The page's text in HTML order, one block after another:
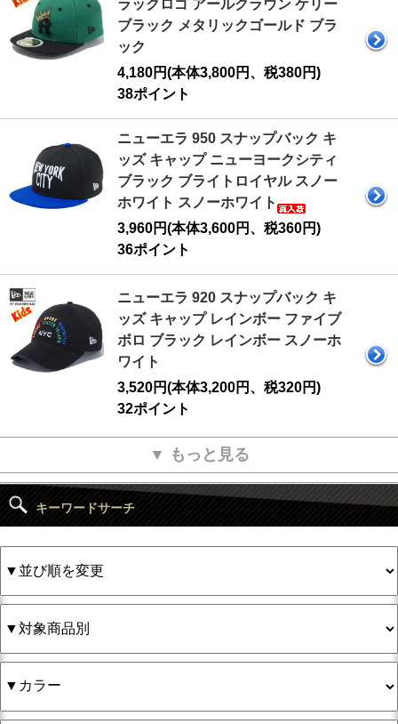
ラックロゴ アールクラウン ケリー
ブラック メタリックゴールド ブラ
ック
4,180円(本体3,800円、税380円)
38ポイント
ニューエラ 950 スナップバック キ
ッズ キャップ ニューヨークシティ
ブラック ブライトロイヤル スノー
ホワイト スノーホワイト
3,960円(本体3,600円、税360円)
36ポイント
ニューエラ 920 スナップバック キ
ッズ キャップ レインボー ファイブ
ボロ ブラック レインボー スノーホ
ワイト
3,520円(本体3,200円、税320円)
32ポイント
▼ もっと見る
キーワードサーチ